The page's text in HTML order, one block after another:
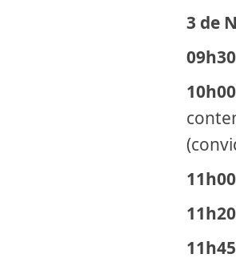
3 de
09h30
10h00
11h00
11h20
11h45